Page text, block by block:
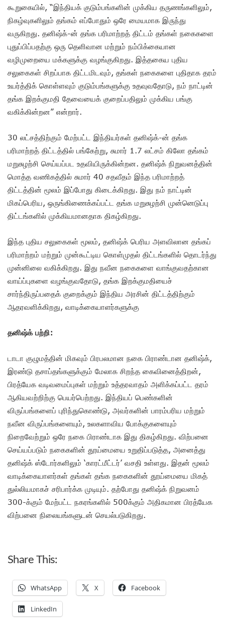
கூறுகையில், “இந்தியக் குடும்பங்களின் முக்கிய தருணங்களிலும்,
நிகழ்வுகளிலும் தங்கம் எப்போதும் ஒரே மையமாக இருந்து
வருகிறது. தனிஷ்க்-ன் தங்க பரிமாற்றத் திட்டம் தங்கள் நகைகளை
புதுப்பிப்பதற்கு ஒரு தெளிவான மற்றும் நம்பிக்கையான
வழிமுறையை மக்களுக்கு வழங்குகிறது. இத்தகைய புதிய
சலுகைகள் சிறப்பாக திட்டமிடவும், தங்கள் நகைகளை புதிதாக தரம்
உயர்த்திக் கொள்ளவும் குடும்பங்களுக்கு உதவுவதோடு, நம் நாட்டின்
தங்க இறக்குமதி தேவையைக் குறைப்பதிலும் முக்கிய பங்கு
வகிக்கின்றன” என்றார்.
30 லட்சத்திற்கும் மேற்பட்ட இந்தியர்கள் தனிஷ்க்-ன் தங்க
பரிமாற்றத் திட்டத்தில் பங்கேற்று, சுமார் 1.7 லட்சம் கிலோ தங்கம்
மறுசுழற்சி செய்யப்பட உதவியிருக்கின்றன. தனிஷ்க் நிறுவனத்தின்
மொத்த வணிகத்தில் சுமார் 40 சதவீதம் இந்த பரிமாற்றத்
திட்டத்தின் மூலம் இப்போது கிடைக்கிறது. இது நம் நாட்டின்
மிகப்பெரிய, ஒருங்கிணைக்கப்பட்ட தங்க மறுசுழற்சி முன்னெடுப்பு
திட்டங்களில் முக்கியமானதாக திகழ்கிறது.
இந்த புதிய சலுகைகள் மூலம், தனிஷ்க் பெரிய அளவிலான தங்கப்
பரிமாற்றம் மற்றும் முன்கூட்டிய கொள்முதல் திட்டங்களில் தொடர்ந்து
முன்னிலை வகிக்கிறது. இது நவீன நகைகளை வாங்குவதற்கான
வாய்ப்புகளை வழங்குவதோடு, தங்க இறக்குமதியைச்
சார்ந்திருப்பதைக் குறைக்கும் இந்திய அரசின் திட்டத்திற்கும்
ஆதரவளிக்கிறது, வாடிக்கையாளர்களுக்கு
தனிஷ்க் பற்றி:
டாடா குழுமத்தின் மிகவும் பிரபலமான நகை பிராண்டான தனிஷ்க்,
இரண்டு தசாப்தங்களுக்கும் மேலாக சிறந்த கைவினைத்திறன்,
பிரத்யேக வடிவமைப்புகள் மற்றும் உத்தரவாதம் அளிக்கப்பட்ட தரம்
ஆகியவற்றிற்கு பெயர்பெற்றது. இந்தியப் பெண்களின்
விருப்பங்களைப் புரிந்துகொண்டு, அவர்களின் பாரம்பரிய மற்றும்
நவீன விருப்பங்களையும், உலகளாவிய போக்குகளையும்
நிறைவேற்றும் ஒரே நகை பிராண்டாக இது திகழ்கிறது. விற்பனை
செய்யப்படும் நகைகளின் தூய்மையை உறுதிப்படுத்த, அனைத்து
தனிஷ்க் ஸ்டோர்களிலும் ‘காரட்மீட்டர்’ வசதி உள்ளது. இதன் மூலம்
வாடிக்கையாளர்கள் தங்கள் தங்க நகைகளின் தூய்மையை மிகத்
துல்லியமாகச் சரிபார்க்க முடியும். தற்போது தனிஷ்க் நிறுவனம்
300-க்கும் மேற்பட்ட நகரங்களில் 500க்கும் அதிகமான பிரத்யேக
விற்பனை நிலையங்களுடன் செயல்படுகிறது.
Share This:
WhatsApp X Facebook
LinkedIn